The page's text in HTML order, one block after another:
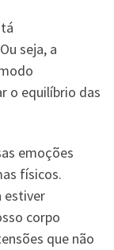
seja, a
o equilíbrio das
emoções
físicos.
estiver
corpo
que não